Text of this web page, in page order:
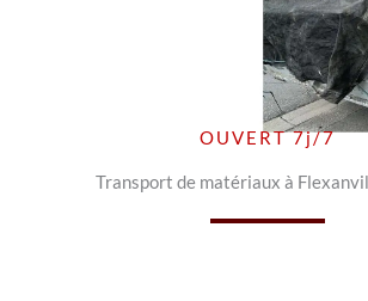
OUVERT 7j/7
Transport de matériaux à